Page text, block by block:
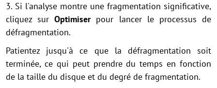
3. Si l'analyse montre une fragmentation significative,
cliquez surOptimiserpour lancer le processus de
défragmentation.
Patientez jusqu'à ce que la défragmentation soit
terminée, ce qui peut prendre du temps en fonction
de la taille du disque et du degré de fragmentation.